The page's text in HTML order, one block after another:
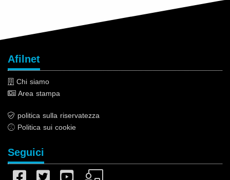
Afilnet
Chi siamo
Area stampa
politica sulla riservatezza
Politica sui cookie
Seguici